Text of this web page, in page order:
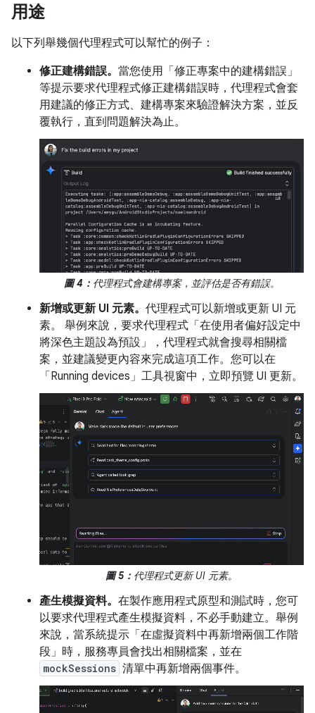
用途
以下列舉幾個代理程式可以幫忙的例子：
修正建構錯誤。 當您使用「修正專案中的建構錯誤」
等提示要求代理程式修正建構錯誤時，代理程式會套
用建議的修正方式、建構專案來驗證解決方案，並反
覆執行，直到問題解決為止。
圖 4： 代理程式會建構專案，並評估是否有錯誤。
新增或更新 UI 元素。 代理程式可以新增或更新 UI 元
素。 舉例來說，要求代理程式「在使用者偏好設定中
將深色主題設為預設」，代理程式就會搜尋相關檔
案，並建議變更內容來完成這項工作。您可以在
「Running devices」 工具視窗中，立即預覽 UI 更新。
圖 5： 代理程式更新 UI 元素。
產生模擬資料。 在製作應用程式原型和測試時，您可
以要求代理程式產生模擬資料，不必手動建立。舉例
來說，當系統提示「在虛擬資料中再新增兩個工作階
段」時，服務專員會找出相關檔案，並在
mockSessions 清單中再新增兩個事件。